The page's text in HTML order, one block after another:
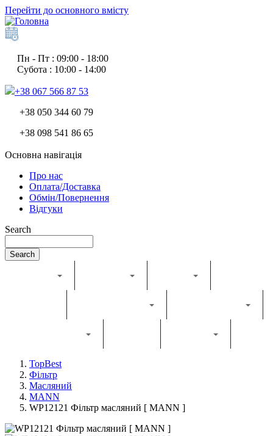
Перейти до основного вмісту
Пн - Пт : 09:00 - 18:00
Субота : 10:00 - 14:00
+38 067 566 87 53
+38 050 344 60 79
+38 098 541 86 65
Основна навігація
Про нас
Оплата/Доставка
Обмін/Повернення
Відгуки
Search
Search
TopBest
Фільтр
Масляний
MANN
WP12121 Фільтр масляний [ MANN ]